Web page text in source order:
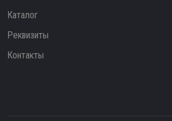
Каталог
Реквизиты
Контакты